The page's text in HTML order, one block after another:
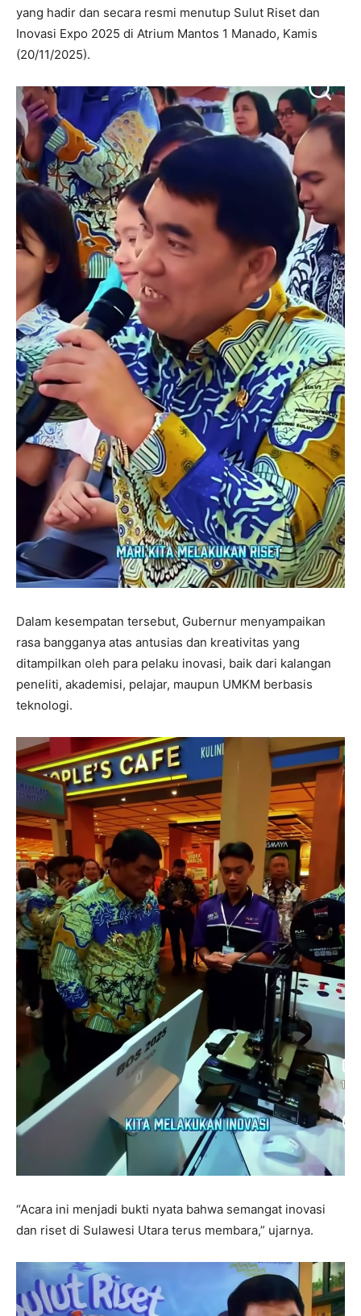
yang hadir dan secara resmi menutup Sulut Riset dan
Inovasi Expo 2025 di Atrium Mantos 1 Manado, Kamis
(20/11/2025).
Dalam kesempatan tersebut, Gubernur menyampaikan
rasa bangganya atas antusias dan kreativitas yang
ditampilkan oleh para pelaku inovasi, baik dari kalangan
peneliti, akademisi, pelajar, maupun UMKM berbasis
teknologi.
“Acara ini menjadi bukti nyata bahwa semangat inovasi
dan riset di Sulawesi Utara terus membara,” ujarnya.